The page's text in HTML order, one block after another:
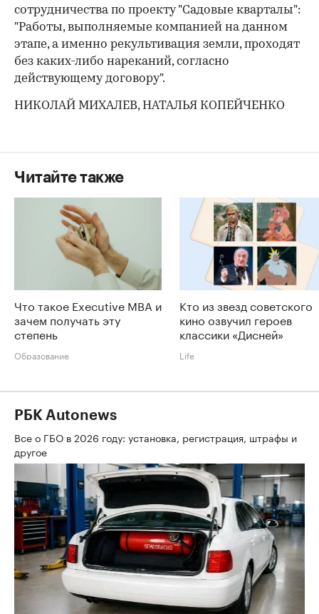
сотрудничества по проекту "Садовые кварталы":
"Работы, выполняемые компанией на данном
этапе, а именно рекультивация земли, проходят
без каких-либо нареканий, согласно
действующему договору".
НИКОЛАЙ МИХАЛЕВ, НАТАЛЬЯ КОПЕЙЧЕНКО
Читайте также
Что такое Executive MBA и
зачем получать эту
степень
Образование
Кто из звезд советского
кино озвучил героев
классики «Дисней»
Life
РБК Autonews
Все о ГБО в 2026 году: установка, регистрация, штрафы и
другое